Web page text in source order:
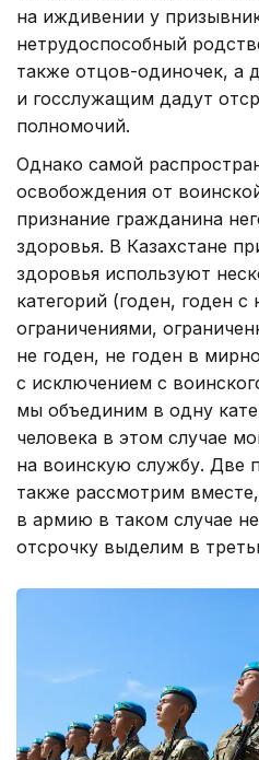
на иждивении у
нетрудоспособный
также отцов-одиночек, а
и госслужащим дадут
полномочий.
Однако самой
освобождения от
признание гражданина
здоровья. В Казахстане
здоровья используют
категорий (годен, годен с
ограничениями,
не годен, не годен в
с исключением с
мы объединим в одну
человека в этом случае
на воинскую службу. Две
также рассмотрим
в армию в таком случае
отсрочку выделим в